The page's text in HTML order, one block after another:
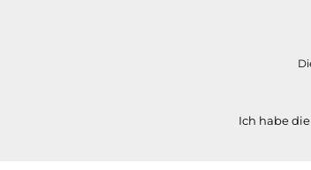
Ich habe die